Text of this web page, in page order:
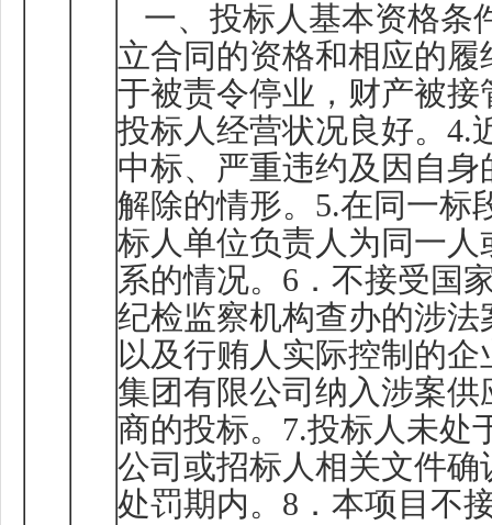
一、投标人基本资格条
立合同的资格和相应的履
于被责令停业，财产被
投标人经营状况良好。 4.
中标、严重违约及因自
解除的情形。 5.在同一标
标人单位负责人为同一
系的情况。 6 ．不接受国
纪检监察机构查办的涉
以及行贿人实际控制的
集团有限公司纳入涉案供
商的投标。 7.投标人未处
公司或招标人相关文件
处罚期内。 8 ．本项目不